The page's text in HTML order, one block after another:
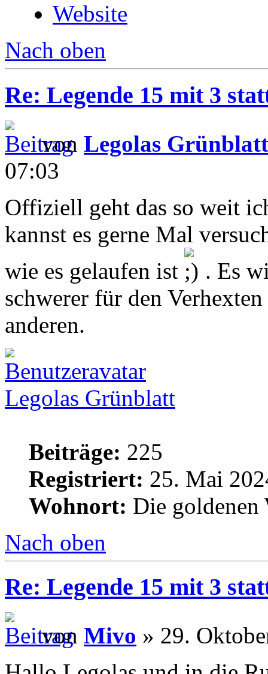
Website
Nach oben
Re: Legende 15 mit 3
von Legolas Grünblatt
07:03
Offiziell geht das so weit
kannst es gerne Mal
wie es gelaufen ist
. Es
schwerer für den
anderen.
Legolas Grünblatt
Beiträge: 225
Registriert: 25. Mai
Wohnort: Die
Nach oben
Re: Legende 15 mit 3
von Mivo » 29.